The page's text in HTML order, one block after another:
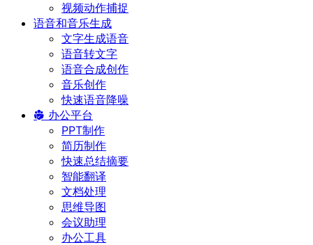
视频动作捕捉
语音和音乐生成
文字生成语音
语音转文字
语音合成创作
音乐创作
快速语音降噪
办公平台
PPT制作
简历制作
快速总结摘要
智能翻译
文档处理
思维导图
会议助理
办公工具